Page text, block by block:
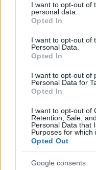
not limited to your visit
grant or deny consent
use your data for below
consent section.
I want to opt-out of
personal data.
Opted In
I want to opt-out of
Personal Data.
Opted In
I want to opt-out of
Personal Data for
Opted In
I want to opt-out of
Retention, Sale,
Personal Data that
Purposes for which
Opted Out
Google consents
Continua a
BELLEZZA